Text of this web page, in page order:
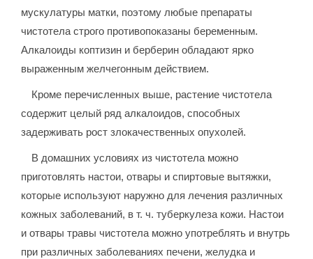
мускулатуры матки, поэтому любые препараты
чистотела строго противопоказаны беременным.
Алкалоиды коптизин и берберин обладают ярко
выраженным желчегонным действием.
Кроме перечисленных выше, растение чистотела
содержит целый ряд алкалоидов, способных
задерживать рост злокачественных опухолей.
В домашних условиях из чистотела можно
приготовлять настои, отвары и спиртовые вытяжки,
которые используют наружно для лечения различных
кожных заболеваний, в т. ч. туберкулеза кожи. Настои
и отвары травы чистотела можно употреблять и внутрь
при различных заболеваниях печени, желудка и